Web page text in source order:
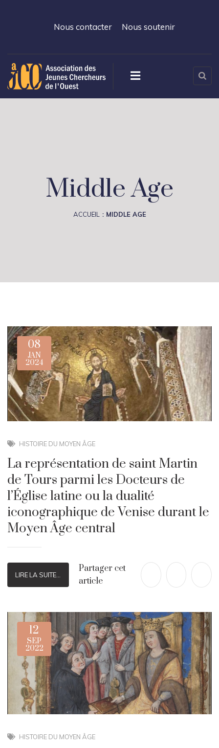
Nous contacter Nous soutenir
Middle Age
ACCUEIL MIDDLE AGE
08
JAN
2024
HISTOIRE DU MOYEN ÂGE
La représentation de saint Martin
de Tours parmi les Docteurs de
l’Église latine ou la dualité
iconographique de Venise durant le
Moyen Âge central
LIRE LA SUITE...
Partager cet
article
12
SEP
2022
HISTOIRE DU MOYEN ÂGE